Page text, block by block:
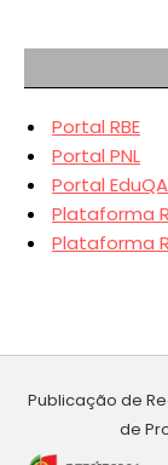
Portal RBE
Portal PNL
Portal EduQA
Plataforma
Plataforma
Publicação de
de